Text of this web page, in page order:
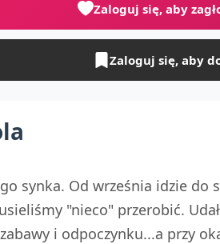
synka. Od września idzie do
"nieco" przerobić.
i odpoczynku...a przy
Zaloguj się, aby
Zaloguj się, aby